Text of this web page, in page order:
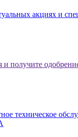
акциях и
и получите
техническое